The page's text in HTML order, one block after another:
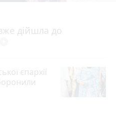
дійшла до
єпархії